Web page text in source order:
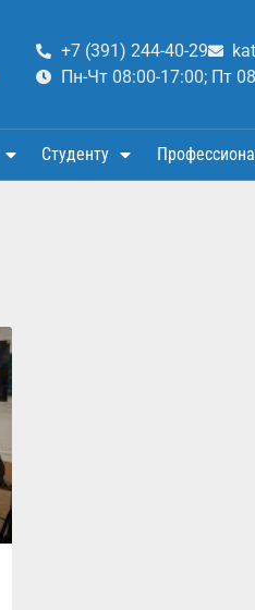
+7 (391) 244-40-29
Пн-Чт 08:00-17:00; Пт
Студенту